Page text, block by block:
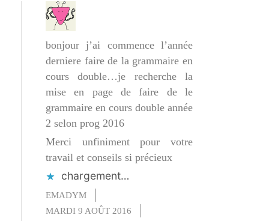
bonjour j’ai commence l’année
derniere faire de la grammaire en
cours double…je recherche la
mise en page de faire de le
grammaire en cours double année
2 selon prog 2016
Merci unfiniment pour votre
travail et conseils si précieux
chargement…
EMADYM
MARDI 9 AOÛT 2016